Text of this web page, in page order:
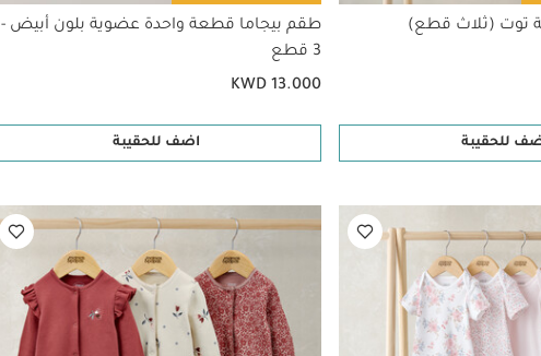
توت (ثلاث قطع)
للحقيبة
طقم بيجاما قطعة واحدة عضوية بلون أبيض -
3 قطع
KWD 13.000
اضف للحقيبة